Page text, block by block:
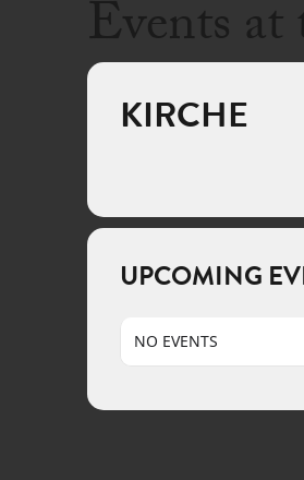
Events
KIRCHE
UPCOMING
NO EVENTS